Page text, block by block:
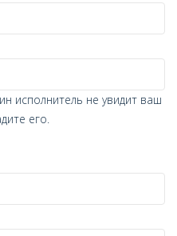
исполнитель не увидит ваш
его.